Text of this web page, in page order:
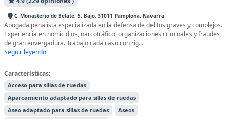
C. Monasterio de Belate, 5, Bajo, 31011 Pamplona, Navarra
Abogada penalista especializada en la defensa de delitos graves y complejos.
Experiencia en homicidios, narcotráfico, organizaciones criminales y fraudes
de gran envergadura. Trabajo cada caso con rig...
Seguir leyendo
Características:
Acceso para sillas de ruedas
Aparcamiento adaptado para sillas de ruedas
Aseo adaptado para sillas de ruedas
Aseos